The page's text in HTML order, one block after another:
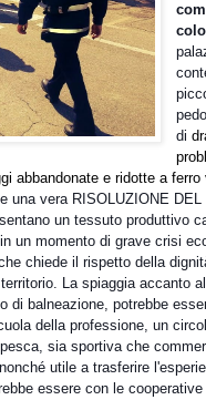
di
abbandonate e ridotte a ferro
una vera RISOLUZIONE D
un tessuto produttivo
un momento di grave crisi
chiede il rispetto della
La spiaggia accanto
di balneazione, potrebbe
della professione, un
sia sportiva che
utile a trasferire
essere con le cooperative